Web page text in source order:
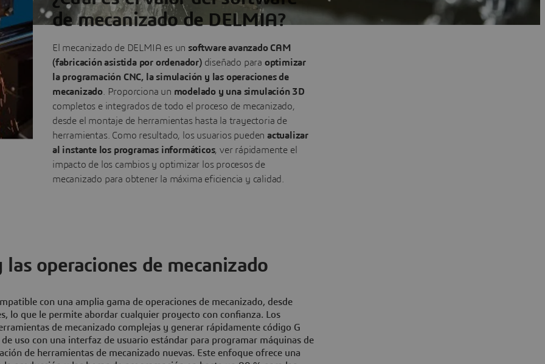
de mecanizado de DELMIA?
El mecanizado de DELMIA es un software avanzado CAM
(fabricación asistida por ordenador)diseñado para optimizar
la programación CNC, la simulación y las operaciones de
mecanizado . Proporciona un modelado y una simulación 3D
completos e integrados de todo el proceso de mecanizado,
desde el montaje de herramientas hasta la trayectoria de
herramientas. Como resultado, los usuarios pueden actualizar
al instante los programas informáticos, ver rápidamente el
impacto de los cambios y optimizar los procesos de
mecanizado para obtener la máxima eficiencia y calidad.
operaciones de mecanizado
con una amplia gama de operaciones de mecanizado, desde
lo que le permite abordar cualquier proyecto con confianza. Los
de mecanizado complejas y generar rápidamente código G
uso con una interfaz de usuario estándar para programar máquinas de
de herramientas de mecanizado nuevas. Este enfoque ofrece una